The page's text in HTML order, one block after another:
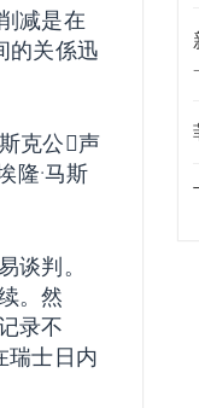
减是在
的关係迅
克公𫔭声
隆·马斯
谈判。
。然
录不
瑞士日内